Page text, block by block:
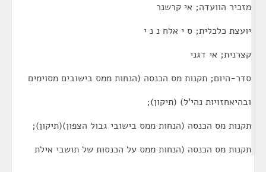
מזכיר הוועדה; אי קרשנר
יועצת כלכלית; ס י אלח נ נ י
קצרנית; אי דגני
סדר-היום; תקנות מס הכנסה (הנחות ממס בישובים מסוימים
ובהיאחזויות נהי'ל) (תיקון);
תקנות מס הכנסה (הנחות ממס בישובי גבול הצפון)(תיקון);
תקנות מס הכנסה (הנחות ממס על הכנסות של תושבי אילת